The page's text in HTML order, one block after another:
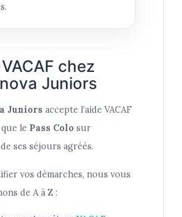
VACAF chez
Juniors
Juniors accepte l’aide VACAF
le Pass Colo sur
de ses séjours agréés.
vos démarches, nous vous
de A à Z :